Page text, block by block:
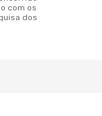
com os
dos